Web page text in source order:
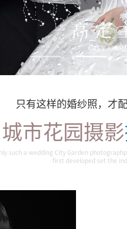
只有这样的婚纱照，才
城市花园摄影
such a wedding City Garden
first developed set the